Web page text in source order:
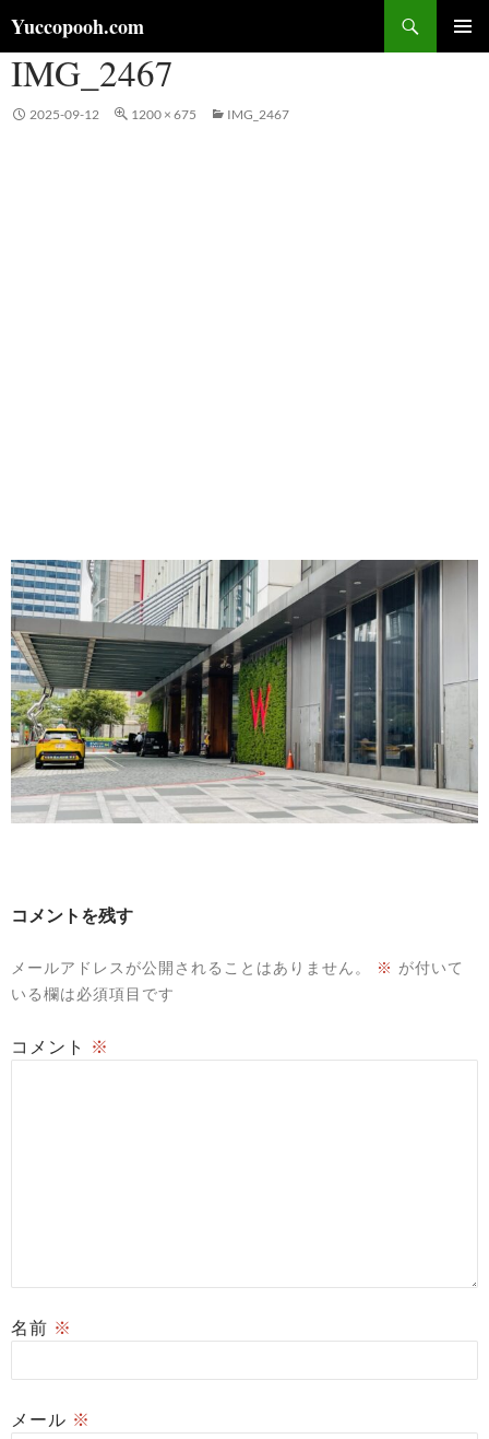
ン
テ
ン
ツ
Yuccopooh.com
索
IMG_2467
2025-09-12 1200 × 675 IMG_2467
コメントを残す
メールアドレスが公開されることはありません。 ※ が付いて
いる欄は必須項目です
コメント ※
名前 ※
メール ※